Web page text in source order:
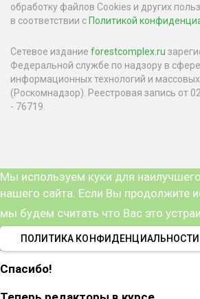
обработку файлов Cookies и других
в соответствии сПолитикой
Сетевое издание forestcomplex.ru
Федеральной службе по надзору в
информационных технологий и
(Роскомнадзор). Реестровая запись от
- 76719.
Мы используем куки для
нашего сайта. Если Вы продолжите
мы будем считать что Вас это
ПОЛИТИКА КОНФИДЕНЦИАЛЬНОСТИ
Спасибо!